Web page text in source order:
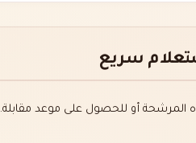
سريع
المرشحة أو للحصول على موعد مقابلة.